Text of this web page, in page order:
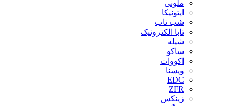
ملونی
اپتونیکا
شب تاب
تابا الکترونیک
شیله
ساکو
اکووات
ویسنا
EDC
ZFR
زینکس